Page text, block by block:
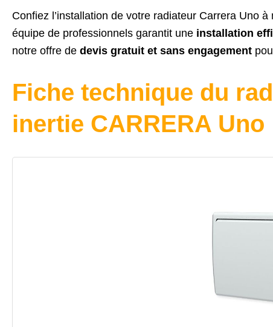
Confiez l’installation de votre radiateur Carrera Uno
équipe de professionnels garantit une installation
notre offre de devis gratuit et sans engagement
Fiche technique du
inertie CARRERA Uno